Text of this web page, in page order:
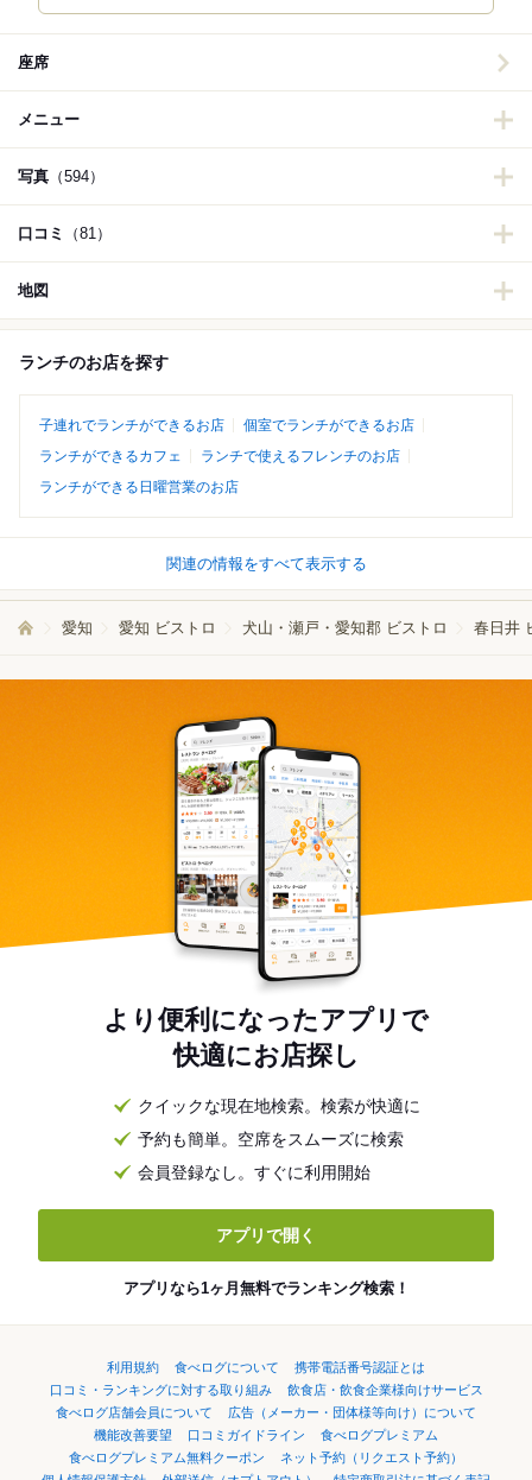
座席
メニュー
写真 （594）
口コミ （81）
地図
ランチのお店を探す
子連れでランチができるお店
個室でランチができるお店
ランチができるカフェ
ランチで使えるフレンチのお店
ランチができる日曜営業のお店
関連の情報をすべて表示する
愛知 愛知 ビストロ 犬山・瀬戸・愛知郡 ビストロ 春日井
より便利になったアプリで
快適にお店探し
クイックな現在地検索。検索が快適に
予約も簡単。空席をスムーズに検索
会員登録なし。すぐに利用開始
アプリで開く
アプリなら1ヶ月無料でランキング検索！
利用規約 食べログについて
携帯電話番号認証とは
口コミ・ランキングに対する取り組み
飲食店・飲食企業様向けサービス
食べログ店舗会員について
広告（メーカー・団体様等向け）について
機能改善要望
口コミガイドライン
食べログプレミアム
食べログプレミアム無料クーポン
ネット予約（リクエスト予約）